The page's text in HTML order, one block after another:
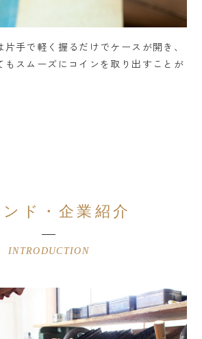
手で軽く握るだけでケースが開き、
もスムーズにコインを取り出すことが
ド・企業紹介
INTRODUCTION